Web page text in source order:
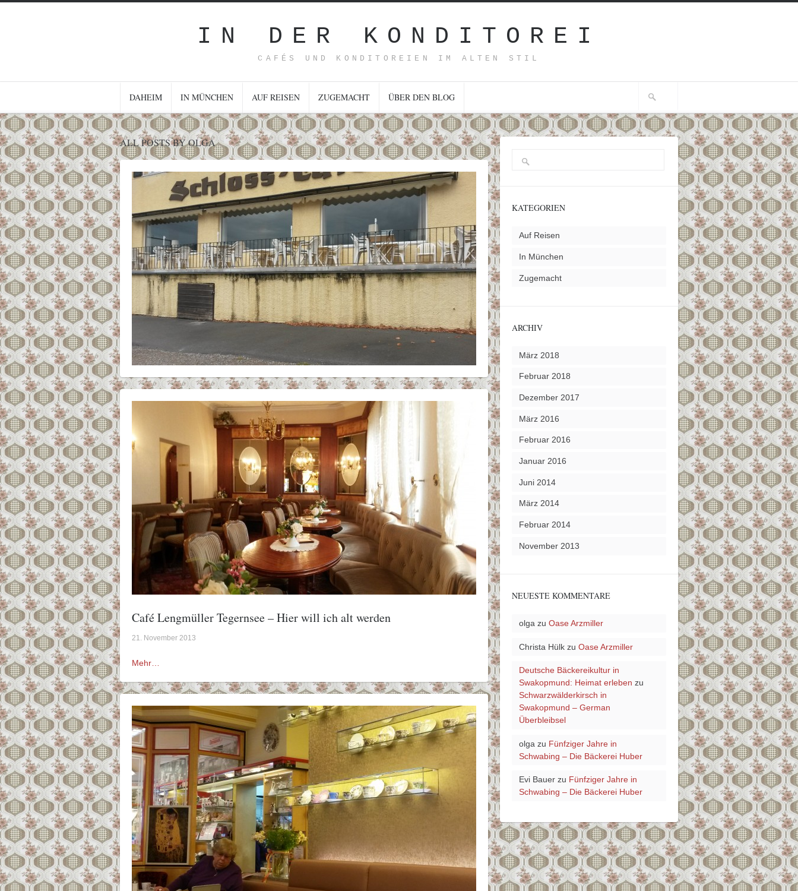
IN DER KONDITOREI
CAFÉS UND KONDITOREIEN IM ALTEN STIL
DAHEIM IN MÜNCHEN AUF REISEN ZUGEMACHT ÜBER DEN BLOG
ALL POSTS BY OLGA
Café Lengmüller Tegernsee – Hier will ich alt werden
21. November 2013
Mehr…
KATEGORIEN
Auf Reisen
In München
Zugemacht
ARCHIV
März 2018
Februar 2018
Dezember 2017
März 2016
Februar 2016
Januar 2016
Juni 2014
März 2014
Februar 2014
November 2013
NEUESTE KOMMENTARE
olga zu Oase Arzmiller
Christa Hülkzu Oase Arzmiller
Deutsche Bäckereikultur in
Swakopmund: Heimat erleben zu
Schwarzwälderkirsch in
Swakopmund – German
Überbleibsel
olga zu Fünfziger Jahre in
Schwabing – Die Bäckerei Huber
Evi Bauerzu Fünfziger Jahre in
Schwabing – Die Bäckerei Huber